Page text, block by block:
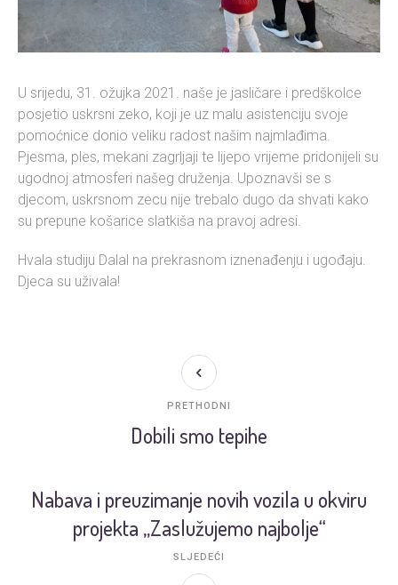
U srijedu, 31. ožujka 2021. naše je jasličare i predškolce
posjetio uskrsni zeko, koji je uz malu asistenciju svoje
pomoćnice donio veliku radost našim najmlađima.
Pjesma, ples, mekani zagrljaji te lijepo vrijeme pridonijeli su
ugodnoj atmosferi našeg druženja. Upoznavši se s
djecom, uskrsnom zecu nije trebalo dugo da shvati kako
su prepune košarice slatkiša na pravoj adresi.
Hvala studiju Dalal na prekrasnom iznenađenju i ugođaju.
Djeca su uživala!
Dobili smo tepihe
PRETHODNI
Nabava i preuzimanje novih vozila u okviru
projekta „Zaslužujemo najbolje“
SLJEDEĆI